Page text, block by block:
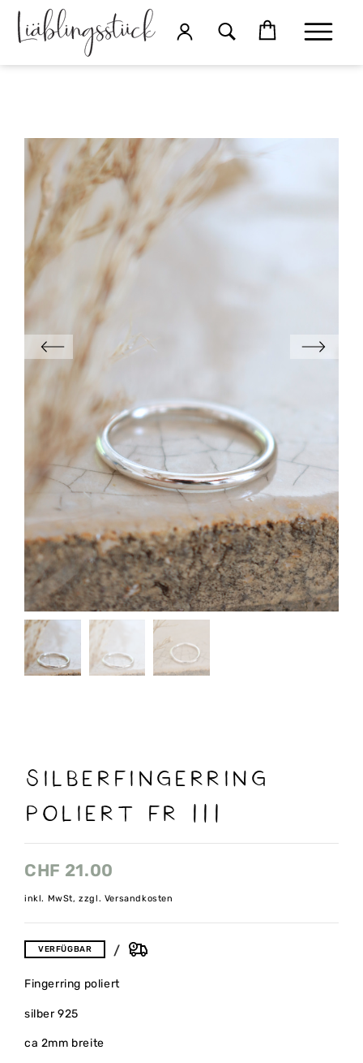
SILBERFINGERRING
POLIERT FR 111
CHF 21.00
inkl. MwSt, zzgl. Versandkosten
VERFÜGBAR
Fingerring poliert
silber 925
ca 2mm breite